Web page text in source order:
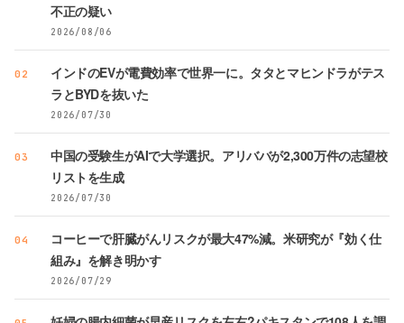
不正の疑い
2026/08/06
02
インドのEVが電費効率で世界一に。タタとマヒンドラがテス
ラとBYDを抜いた
2026/07/30
03
中国の受験生がAIで大学選択。アリババが2,300万件の志望校
リストを生成
2026/07/30
04
コーヒーで肝臓がんリスクが最大47%減。米研究が『効く仕
組み』を解き明かす
2026/07/29